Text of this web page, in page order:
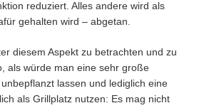
reduziert. Alles andere wird als
gehalten wird – abgetan.
diesem Aspekt zu betrachten und zu
als würde man eine sehr große
lassen und lediglich eine
als Grillplatz nutzen: Es mag nicht